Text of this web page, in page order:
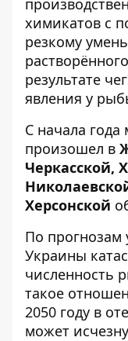
химикатов с
резкому
результате
явления у
С начала
произошел в
Черкасской,
Херсонской
По прогнозам
Украины
численность
такое
2050 году в
может